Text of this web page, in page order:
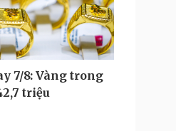
7/8: Vàng trong
triệu